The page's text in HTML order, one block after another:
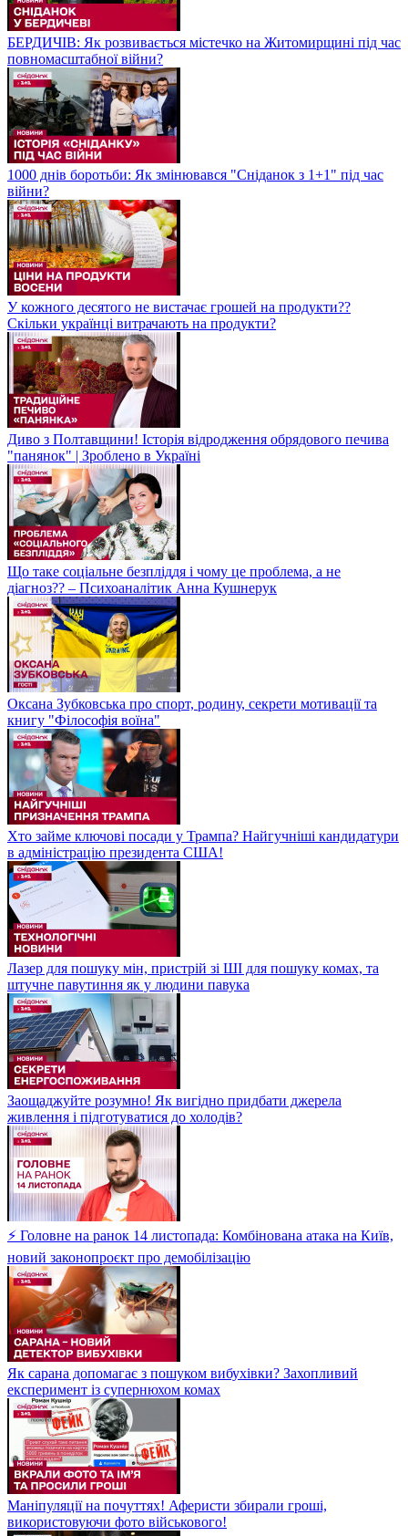
БЕРДИЧІВ: Як розвивається містечко на Житомирщині під час
повномасштабної війни?
1000 днів боротьби: Як змінювався "Сніданок з 1+1" під час
війни?
У кожного десятого не вистачає грошей на продукти??
Скільки українці витрачають на продукти?
Диво з Полтавщини! Історія відродження обрядового печива
"панянок" | Зроблено в Україні
Що таке соціальне безпліддя і чому це проблема, а не
діагноз?? – Психоаналітик Анна Кушнерук
Оксана Зубковська про спорт, родину, секрети мотивації та
книгу "Філософія воїна"
Хто займе ключові посади у Трампа? Найгучніші кандидатури
в адміністрацію президента США!
Лазер для пошуку мін, пристрій зі ШІ для пошуку комах, та
штучне павутиння як у людини павука
Заощаджуйте розумно! Як вигідно придбати джерела
живлення і підготуватися до холодів?
⚡ Головне на ранок 14 листопада: Комбінована атака на Київ,
новий законопроєкт про демобілізацію
Як сарана допомагає з пошуком вибухівки? Захопливий
експеримент із супернюхом комах
Маніпуляції на почуттях! Аферисти збирали гроші,
використовуючи фото військового!